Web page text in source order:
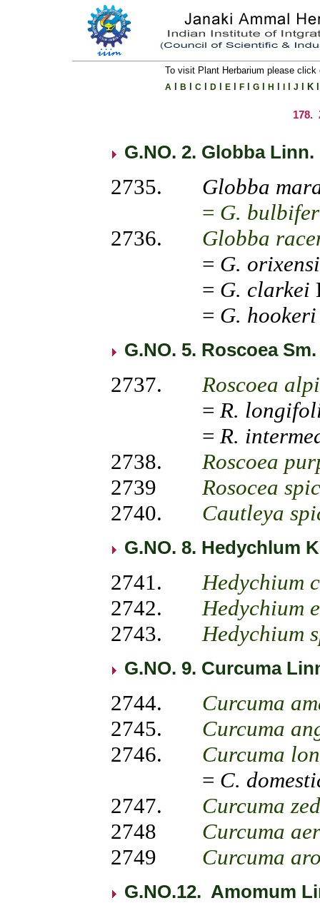
To visit Plant Herbarium please
A B C D E F G H J K
178.
G.NO. 2. Globba Linn.
2735. Globba
= G.
2736.
Globba
= G.
= G. clarkei
= G. hookeri
G.NO. 5. Roscoea Sm.
2737.
Roscoea
= R.
= R.
2738.
Roscoea
2739 Rosocea
2740. Cautleya
G.NO. 8. Hedychlum
2741.
Hedychium
2742.
Hedychium
2743.
Hedychium
G.NO. 9. Curcuma
2744. Curcuma
2745.
Curcuma
2746.
Curcuma
= C.
2747.
Curcuma
2748
Curcuma
2749
Curcuma
G.NO.12. Amomum